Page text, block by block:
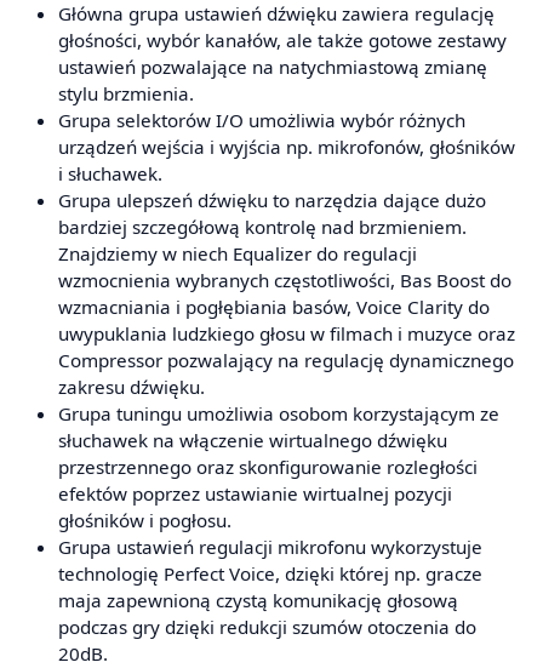
Główna grupa ustawień dźwięku zawiera regulację
głośności, wybór kanałów, ale także gotowe zestawy
ustawień pozwalające na natychmiastową zmianę
stylu brzmienia.
Grupa selektorów I/O umożliwia wybór różnych
urządzeń wejścia i wyjścia np. mikrofonów, głośników
i słuchawek.
Grupa ulepszeń dźwięku to narzędzia dające dużo
bardziej szczegółową kontrolę nad brzmieniem.
Znajdziemy w niech Equalizer do regulacji
wzmocnienia wybranych częstotliwości, Bas Boost do
wzmacniania i pogłębiania basów, Voice Clarity do
uwypuklania ludzkiego głosu w filmach i muzyce oraz
Compressor pozwalający na regulację dynamicznego
zakresu dźwięku.
Grupa tuningu umożliwia osobom korzystającym ze
słuchawek na włączenie wirtualnego dźwięku
przestrzennego oraz skonfigurowanie rozległości
efektów poprzez ustawianie wirtualnej pozycji
głośników i pogłosu.
Grupa ustawień regulacji mikrofonu wykorzystuje
technologię Perfect Voice, dzięki której np. gracze
maja zapewnioną czystą komunikację głosową
podczas gry dzięki redukcji szumów otoczenia do
20dB.